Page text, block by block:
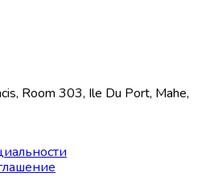
Room 303, Ile Du Port, Mahe,